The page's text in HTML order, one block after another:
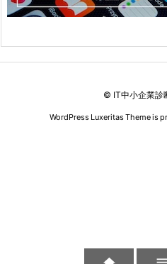
© IT中小企業診
WordPress Luxeritas Theme is